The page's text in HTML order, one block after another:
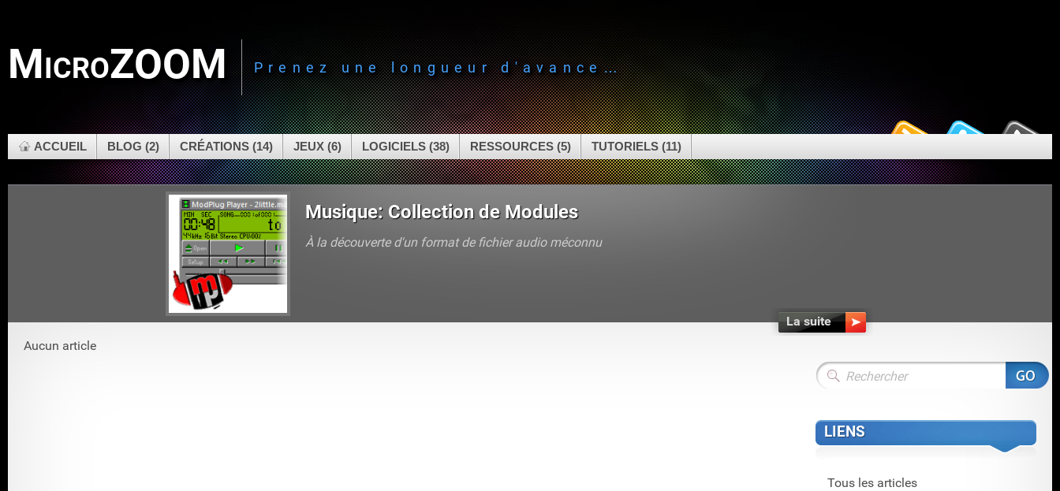
MicroZOOM Prenez une longueur d'avance…
ACCUEIL BLOG (2) CRÉATIONS (14) JEUX (6) LOGICIELS (38) RESSOURCES (5) TUTORIELS (11)
Musique: Collection de Modules
À la découverte d'un format de fichier audio méconnu
La suite
LIENS
Tous les articles
Aucun article